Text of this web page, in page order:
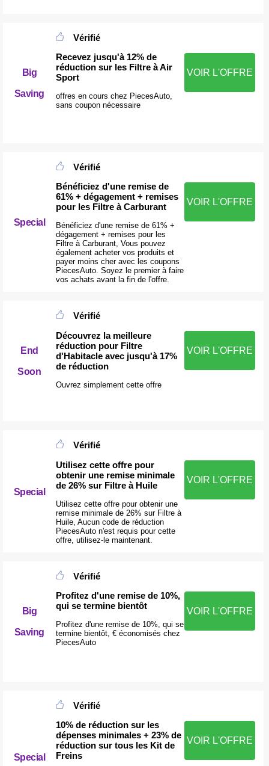
Big
Saving
Vérifié
Recevez jusqu'à 12% de
réduction sur les Filtre à Air
Sport
offres en cours chez PiecesAuto,
sans coupon nécessaire
VOIR L'OFFRE
Special
Vérifié
Bénéficiez d'une remise de
61% + dégagement + remises
pour les Filtre à Carburant
Bénéficiez d'une remise de 61% +
dégagement + remises pour les
Filtre à Carburant, Vous pouvez
également acheter vos produits et
payer moins cher avec les coupons
PiecesAuto. Soyez le premier à faire
vos achats avant la fin de l'offre.
VOIR L'OFFRE
End
Soon
Vérifié
Découvrez la meilleure
réduction pour Filtre
d'Habitacle avec jusqu'à 17%
de réduction
Ouvrez simplement cette offre
VOIR L'OFFRE
Special
Vérifié
Utilisez cette offre pour
obtenir une remise minimale
de 26% sur Filtre à Huile
Utilisez cette offre pour obtenir une
remise minimale de 26% sur Filtre à
Huile, Aucun code de réduction
PiecesAuto n'est requis pour cette
offre, utilisez-le maintenant.
VOIR L'OFFRE
Big
Saving
Vérifié
Profitez d'une remise de 10%,
qui se termine bientôt
Profitez d'une remise de 10%, qui se
termine bientôt, € économisés chez
PiecesAuto
VOIR L'OFFRE
Special
Vérifié
10% de réduction sur les
dépenses minimales + 23% de
réduction sur tous les Kit de
Freins
VOIR L'OFFRE